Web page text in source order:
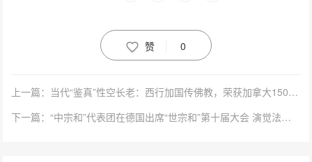
赞 0
上一篇：当代“鉴真”性空长老：西行加国传佛教，荣获加拿大150周年荣誉勋章
下一篇：“中宗和”代表团在德国出席“世宗和”第十届大会 演觉法师作题为《守护家园、促进共同福祉》的大会发言